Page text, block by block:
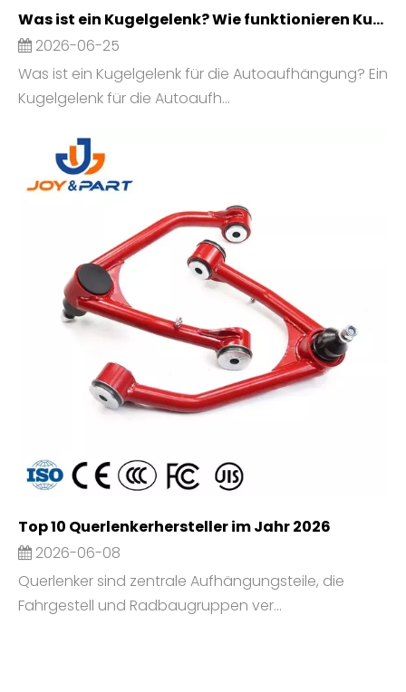
Was ist ein Kugelgelenk? Wie funktionieren Kugelgelenke?
2026-06-25
Was ist ein Kugelgelenk für die Autoaufhängung? Ein
Kugelgelenk für die Autoaufh...
Top 10 Querlenkerhersteller im Jahr 2026
2026-06-08
Querlenker sind zentrale Aufhängungsteile, die
Fahrgestell und Radbaugruppen ver...